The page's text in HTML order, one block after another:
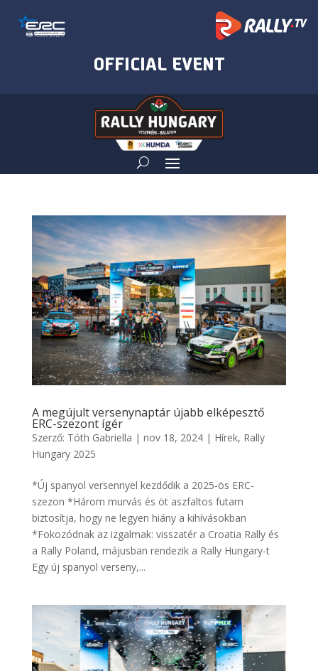
A megújult versenynaptár újabb elképesztő
ERC-szezont ígér
Szerző: Tóth Gabriella | nov 18, 2024| Hírek, Rally
Hungary 2025
*Új spanyol versennyel kezdődik a 2025-ös ERC-
szezon *Három murvás és öt aszfaltos futam
biztosítja, hogy ne legyen hiány a kihívásokban
*Fokozódnak az izgalmak: visszatér a Croatia Rally és
a Rally Poland, májusban rendezik a Rally Hungary-t
Egy új spanyol verseny,...